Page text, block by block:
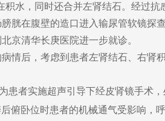
，同时还合并左肾结石。经过抗
胱在腹壁的造口进入输尿管软镜探
京清华长庚医院进一步就诊。
后，考虑到患者左肾结石、右肾
者实施超声引导下经皮肾镜手术
后俯卧位时患者的机械通气受影响，